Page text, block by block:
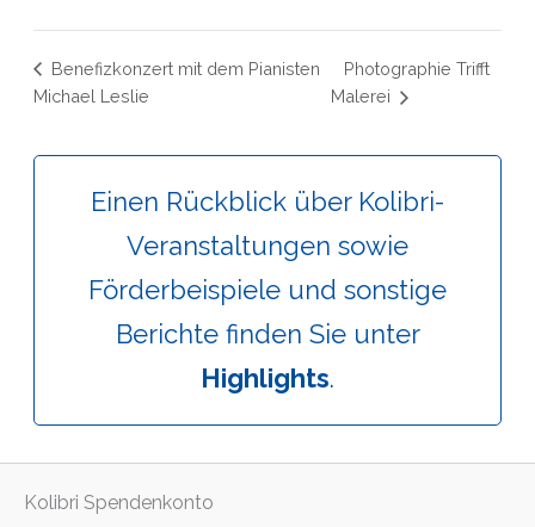
Benefizkonzert mit dem Pianisten
Michael Leslie
Photographie Trifft
Malerei
Einen Rückblick über Kolibri-
Veranstaltungen sowie
Förderbeispiele und sonstige
Berichte finden Sie unter
Highlights.
Kolibri Spendenkonto